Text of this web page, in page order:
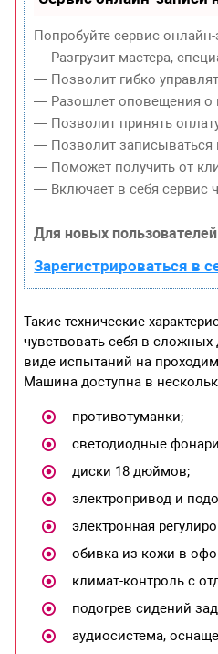
Попробуйте сервис
— Разгрузит мастера,
— Позволит гибко
— Разошлет оповещения о
— Позволит принять
— Позволит записываться
— Поможет получить от
— Включает в себя сервис
Для новых
Зарегистрироваться в
Такие технические
чувствовать себя в
виде испытаний на
Машина доступна в
противотуманки;
светодиодные
диски 18 дюймов;
электропривод и
электронная
обивка из кожи в
климат-контроль с
подогрев сидений
аудиосистема,